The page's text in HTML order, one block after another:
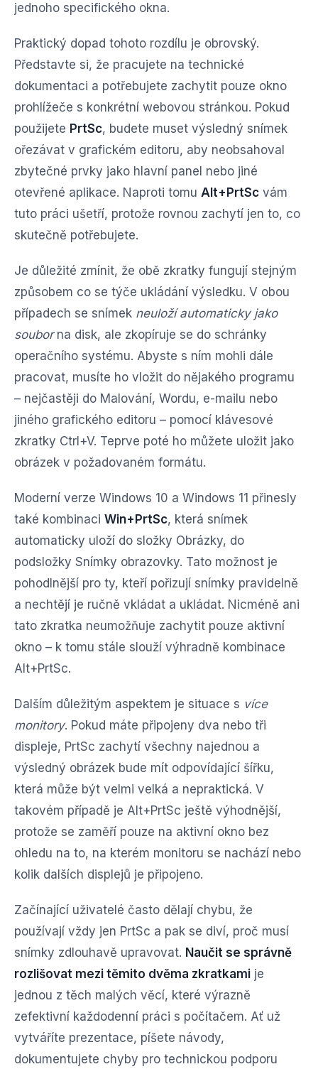
jednoho specifického okna.
Praktický dopad tohoto rozdílu je obrovský.
Představte si, že pracujete na technické
dokumentaci a potřebujete zachytit pouze okno
prohlížeče s konkrétní webovou stránkou. Pokud
použijete PrtSc, budete muset výsledný snímek
ořezávat v grafickém editoru, aby neobsahoval
zbytečné prvky jako hlavní panel nebo jiné
otevřené aplikace. Naproti tomu Alt+PrtSc vám
tuto práci ušetří, protože rovnou zachytí jen to, co
skutečně potřebujete.
Je důležité zmínit, že obě zkratky fungují stejným
způsobem co se týče ukládání výsledku. V obou
případech se snímek neuloží automaticky jako
souborna disk, ale zkopíruje se do schránky
operačního systému. Abyste s ním mohli dále
pracovat, musíte ho vložit do nějakého programu
– nejčastěji do Malování, Wordu, e-mailu nebo
jiného grafického editoru – pomocí klávesové
zkratky Ctrl+V. Teprve poté ho můžete uložit jako
obrázek v požadovaném formátu.
Moderní verze Windows 10 a Windows 11 přinesly
také kombinaci Win+PrtSc, která snímek
automaticky uloží do složky Obrázky, do
podsložky Snímky obrazovky. Tato možnost je
pohodlnější pro ty, kteří pořizují snímky pravidelně
a nechtějí je ručně vkládat a ukládat. Nicméně ani
tato zkratka neumožňuje zachytit pouze aktivní
okno – k tomu stále slouží výhradně kombinace
Alt+PrtSc.
Dalším důležitým aspektem je situace s více
monitory. Pokud máte připojeny dva nebo tři
displeje, PrtSc zachytí všechny najednou a
výsledný obrázek bude mít odpovídající šířku,
která může být velmi velká a nepraktická. V
takovém případě je Alt+PrtSc ještě výhodnější,
protože se zaměří pouze na aktivní okno bez
ohledu na to, na kterém monitoru se nachází nebo
kolik dalších displejů je připojeno.
Začínající uživatelé často dělají chybu, že
používají vždy jen PrtSc a pak se diví, proč musí
snímky zdlouhavě upravovat. Naučit se správně
rozlišovat mezi těmito dvěma zkratkami je
jednou z těch malých věcí, které výrazně
zefektivní každodenní práci s počítačem. Ať už
vytváříte prezentace, píšete návody,
dokumentujete chyby pro technickou podporu